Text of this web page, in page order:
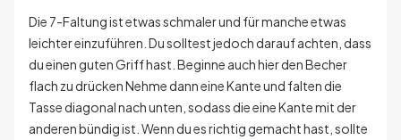
Die 7-Faltung ist etwas schmaler und für manche etwas
leichter einzuführen. Du solltest jedoch darauf achten, dass
du einen guten Griff hast. Beginne auch hier den Becher
flach zu drücken Nehme dann eine Kante und falten die
Tasse diagonal nach unten, sodass die eine Kante mit der
anderen bündig ist. Wenn du es richtig gemacht hast, sollte